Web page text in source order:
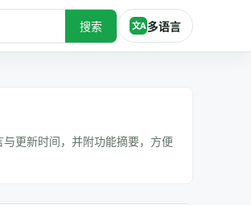
搜索 文A 多语言
更新时间，并附功能摘要，方便